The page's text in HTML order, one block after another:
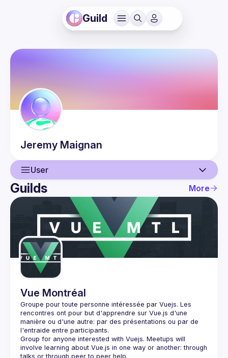
Guild
Jeremy Maignan
User
User
Events
Guilds
Guilds More
Vue Montréal
Groupe pour toute personne intéressée par Vuejs. Les
rencontres ont pour but d'apprendre sur Vue.js d'une
manière ou d'une autre: par des présentations ou par de
Group for anyone interested with Vuejs. Meetups will
involve learning about Vue.js in one way or another: through